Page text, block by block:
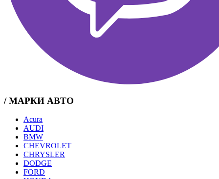
/ МАРКИ АВТО
Acura
AUDI
BMW
CHEVROLET
CHRYSLER
DODGE
FORD